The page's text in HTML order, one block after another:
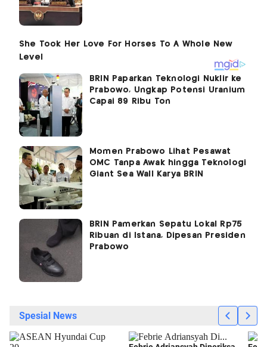
BRIN Paparkan Teknologi Nuklir ke
Prabowo, Ungkap Potensi Uranium
Capai 89 Ribu Ton
Momen Prabowo Lihat Pesawat
OMC Tanpa Awak hingga Teknologi
Giant Sea Wall Karya BRIN
BRIN Pamerkan Sepatu Lokal Rp75
Ribuan di Istana, Dipesan Presiden
Prabowo